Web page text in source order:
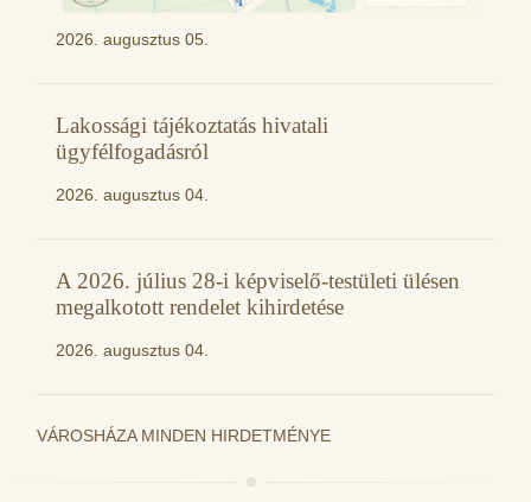
2026. augusztus 05.
Lakossági tájékoztatás hivatali
ügyfélfogadásról
2026. augusztus 04.
A 2026. július 28-i képviselő-testületi ülésen
megalkotott rendelet kihirdetése
2026. augusztus 04.
VÁROSHÁZA MINDEN HIRDETMÉNYE